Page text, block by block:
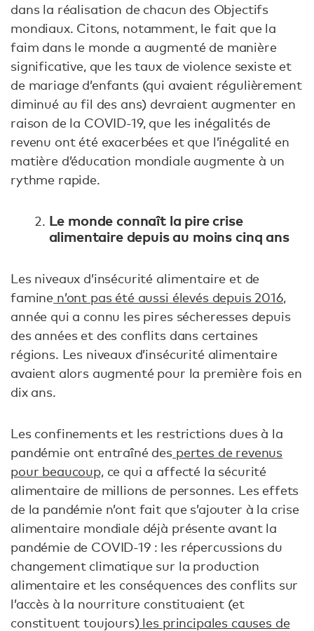
dans la réalisation de chacun des Objectifs
mondiaux. Citons, notamment, le fait que la
faim dans le monde a augmenté de manière
significative, que les taux de violence sexiste et
de mariage d’enfants (qui avaient régulièrement
diminué au fil des ans) devraient augmenter en
raison de la COVID-19, que les inégalités de
revenu ont été exacerbées et que l’inégalité en
matière d’éducation mondiale augmente à un
rythme rapide.
Le monde connaît la pire crise
alimentaire depuis au moins cinq ans
Les niveaux d’insécurité alimentaire et de
famine n’ont pas été aussi élevés depuis 2016,
année qui a connu les pires sécheresses depuis
des années et des conflits dans certaines
régions. Les niveaux d’insécurité alimentaire
avaient alors augmenté pour la première fois en
dix ans.
Les confinements et les restrictions dues à la
pandémie ont entraîné des pertes de revenus
pour beaucoup,ce qui a affecté la sécurité
alimentaire de millions de personnes. Les effets
de la pandémie n’ont fait que s’ajouter à la crise
alimentaire mondiale déjà présente avant la
pandémie de COVID-19 : les répercussions du
changement climatique sur la production
alimentaire et les conséquences des conflits sur
l’accès à la nourriture constituaient (et
constituent toujours) les principales causes de